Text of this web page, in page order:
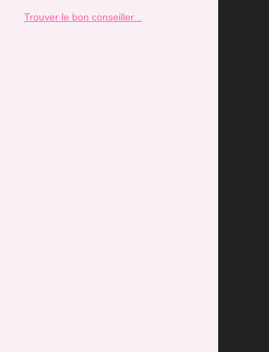
Trouver le bon conseiller...